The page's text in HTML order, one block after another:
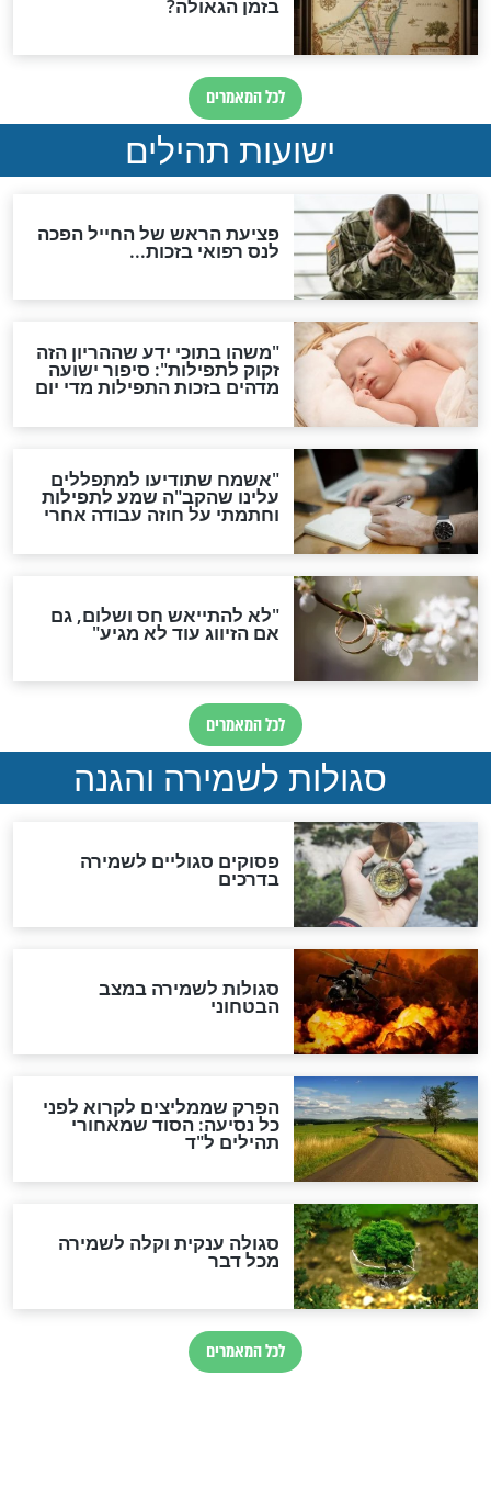
תפילה סגולית להמתקת
הדינים
סגולה גדולה לבטול הגזרות
סגולה למתוק הדינים
כשממשמשים ובאים
לכל המאמרים
מיסטיקה וקבלה
הרב שמואל אליהו: זה המפתח
לגאולה
זהו החוק הקוסמי שמחייב את
חורבנה של איראן לפי ספר
הזוהר הקדוש
בנו של הבבא סאלי: "אלו
השניות האחרונות לפני מלחמה
עולמית"
מה יהיו גבולות ארץ ישראל
בזמן הגאולה?
לכל המאמרים
ישועות תהילים